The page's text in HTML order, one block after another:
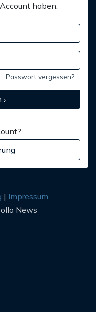
haben:
Passwort vergessen?
Impressum
News